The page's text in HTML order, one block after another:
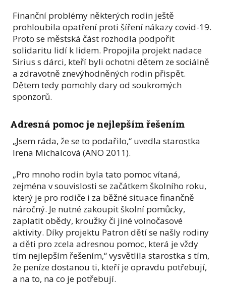
Finanční problémy některých rodin ještě
prohloubila opatření proti šíření nákazy covid-19.
Proto se městská část rozhodla podpořit
solidaritu lidí k lidem. Propojila projekt nadace
Sirius s dárci, kteří byli ochotni dětem ze sociálně
a zdravotně znevýhodněných rodin přispět.
Dětem tedy pomohly dary od soukromých
sponzorů.
Adresná pomoc je nejlepším řešením
„Jsem ráda, že se to podařilo,“ uvedla starostka
Irena Michalcová (ANO 2011).
„Pro mnoho rodin byla tato pomoc vítaná,
zejména v souvislosti se začátkem školního roku,
který je pro rodiče i za běžné situace finančně
náročný. Je nutné zakoupit školní pomůcky,
zaplatit obědy, kroužky či jiné volnočasové
aktivity. Díky projektu Patron dětí se našly rodiny
a děti pro zcela adresnou pomoc, která je vždy
tím nejlepším řešením,“ vysvětlila starostka s tím,
že peníze dostanou ti, kteří je opravdu potřebují,
a na to, na co je potřebují.